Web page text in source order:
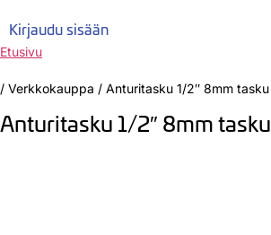
Kirjaudu sisään
Etusivu
/ Verkkokauppa / Anturitasku 1/2″ 8mm tasku
Anturitasku 1/2″ 8mm tasku